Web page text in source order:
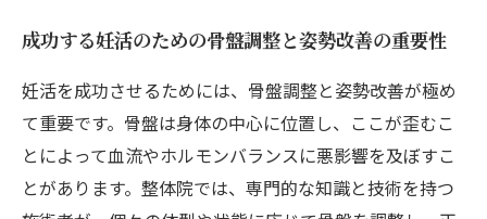
成功する妊活のための骨盤調整と姿勢改善の重要性
妊活を成功させるためには、骨盤調整と姿勢改善が極め
て重要です。骨盤は身体の中心に位置し、ここが歪むこ
とによって血流やホルモンバランスに悪影響を及ぼすこ
とがあります。整体院では、専門的な知識と技術を持つ